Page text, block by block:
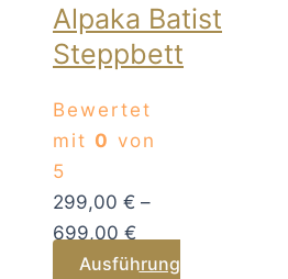
Alpaka Batist
Steppbett
Bewertet
mit 0 von
5
299,00 € –
699,00 €
Ausführung